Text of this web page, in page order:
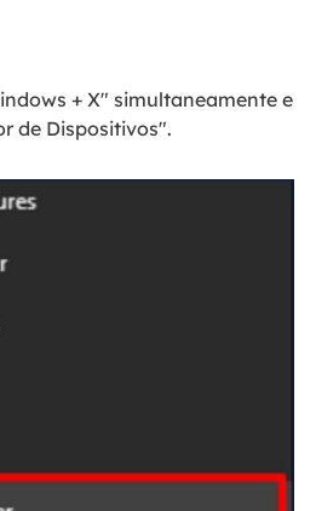
+ X" simultaneamente e
de Dispositivos".